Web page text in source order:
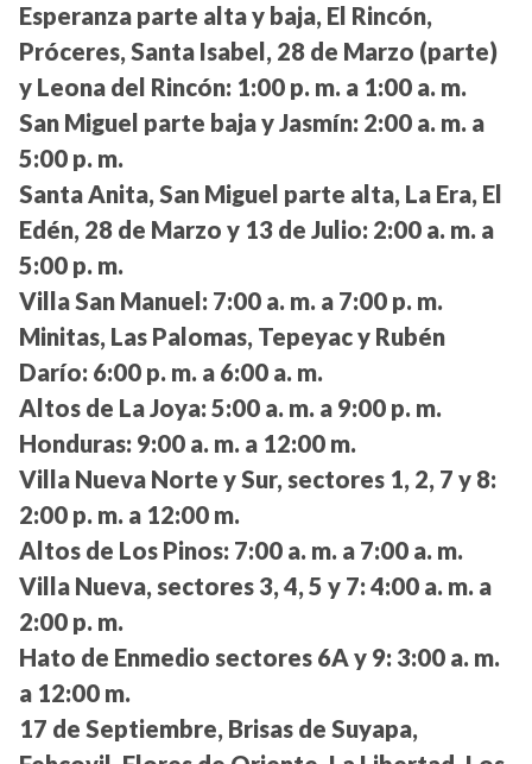
Esperanza parte alta y baja, El Rincón,
Próceres, Santa Isabel, 28 de Marzo (parte)
y Leona del Rincón: 1:00 p. m. a 1:00 a. m.
San Miguel parte baja y Jasmín: 2:00 a. m. a
5:00 p. m.
Santa Anita, San Miguel parte alta, La Era, El
Edén, 28 de Marzo y 13 de Julio: 2:00 a. m. a
5:00 p. m.
Villa San Manuel: 7:00 a. m. a 7:00 p. m.
Minitas, Las Palomas, Tepeyac y Rubén
Darío: 6:00 p. m. a 6:00 a. m.
Altos de La Joya: 5:00 a. m. a 9:00 p. m.
Honduras: 9:00 a. m. a 12:00 m.
Villa Nueva Norte y Sur, sectores 1, 2, 7 y 8:
2:00 p. m. a 12:00 m.
Altos de Los Pinos: 7:00 a. m. a 7:00 a. m.
Villa Nueva, sectores 3, 4, 5 y 7: 4:00 a. m. a
2:00 p. m.
Hato de Enmedio sectores 6A y 9: 3:00 a. m.
a 12:00 m.
17 de Septiembre, Brisas de Suyapa,